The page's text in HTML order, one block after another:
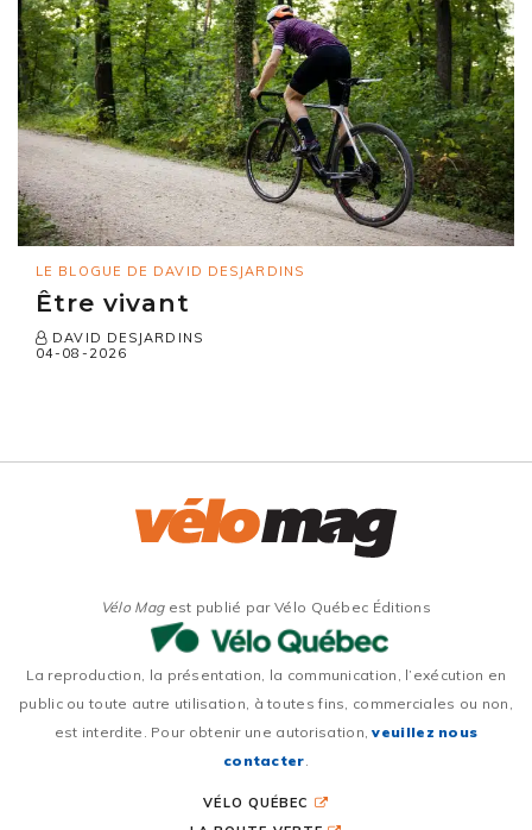
LE BLOGUE DE DAVID DESJARDINS
Être vivant
DAVID DESJARDINS
04-08-2026
Vélo Magest publié par Vélo Québec Éditions
La reproduction, la présentation, la communication, l’exécution en
public ou toute autre utilisation, à toutes fins, commerciales ou non,
est interdite. Pour obtenir une autorisation,veuillez nous
contacter.
VÉLO QUÉBEC